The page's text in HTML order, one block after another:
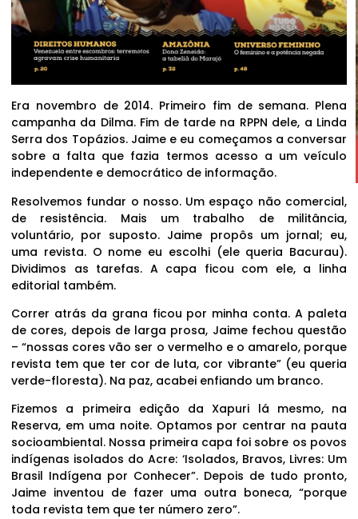
Era novembro de 2014. Primeiro fim de semana. Plena
campanha da Dilma. Fim de tarde na RPPN dele, a Linda
Serra dos Topázios. Jaime e eu começamos a conversar
sobre a falta que fazia termos acesso a um veículo
independente e democrático de informação.
Resolvemos fundar o nosso. Um espaço não comercial,
de resistência. Mais um trabalho de militância,
voluntário, por suposto. Jaime propôs um jornal; eu,
uma revista. O nome eu escolhi (ele queria Bacurau).
Dividimos as tarefas. A capa ficou com ele, a linha
editorial também.
Correr atrás da grana ficou por minha conta. A paleta
de cores, depois de larga prosa, Jaime fechou questão
– “nossas cores vão ser o vermelho e o amarelo, porque
revista tem que ter cor de luta, cor vibrante” (eu queria
verde-floresta). Na paz, acabei enfiando um branco.
Fizemos a primeira edição da Xapuri lá mesmo, na
Reserva, em uma noite. Optamos por centrar na pauta
socioambiental. Nossa primeira capa foi sobre os povos
indígenas isolados do Acre: ‘Isolados, Bravos, Livres: Um
Brasil Indígena por Conhecer”. Depois de tudo pronto,
Jaime inventou de fazer uma outra boneca, “porque
toda revista tem que ter número zero”.